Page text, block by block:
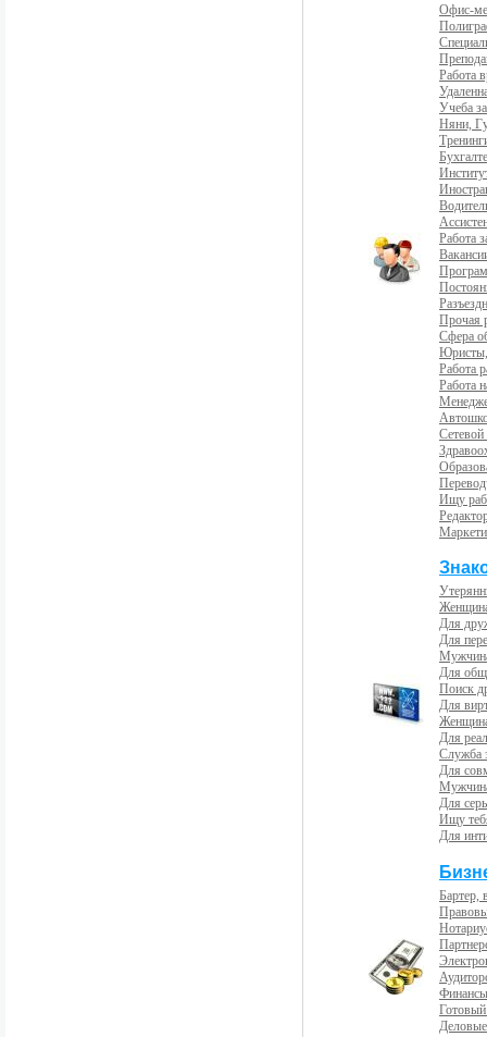
Офис-
Работа
Учеба
Няни,
Работа
Прочая
Сфера
Юристы,
Работа
Работа
Сетевой
Ищу
Для
Для
Для
Поиск
Для
Для
Служба
Для
Для
Ищу
Для
Бартер,
Готовый